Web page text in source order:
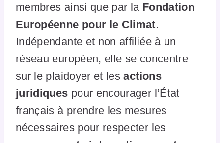
membres ainsi que par la Fondation
Européenne pour le Climat.
Indépendante et non affiliée à un
réseau européen, elle se concentre
sur le plaidoyer et lesactions
juridiques pour encourager l’État
français à prendre les mesures
nécessaires pour respecter les